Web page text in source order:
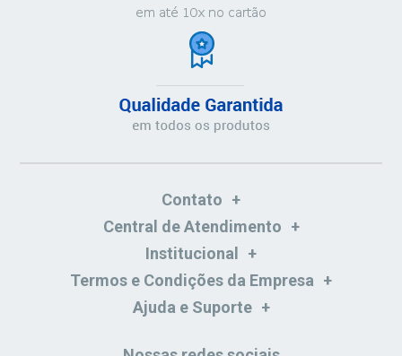
Contato
Central de Atendimento
Institucional
Termos e Condições da Empresa
Ajuda e Suporte